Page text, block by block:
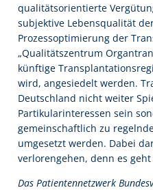
qualitätsorientierte
subjektive Lebensqualität
Prozessoptimierung der
„Qualitätszentrum
künftige
wird, angesiedelt werden.
Deutschland nicht weiter
Partikularinteressen sein
gemeinschaftlich zu
umgesetzt werden. Dabei
verlorengehen, denn es
Das Patientennetzwerk